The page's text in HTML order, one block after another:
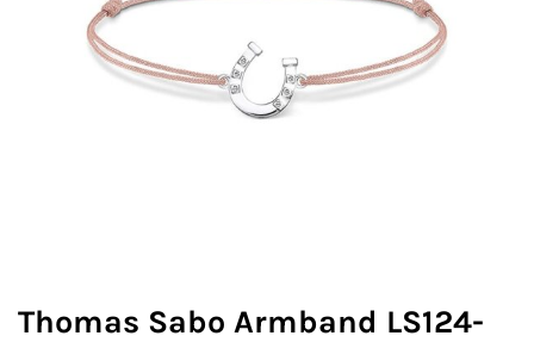
Thomas Sabo Armband LS124-